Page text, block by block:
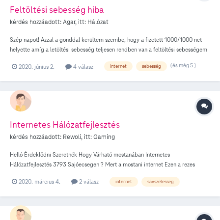
at sugározni, nem csak 130-at.... vagy vannak olyan beállítási opciói amivel jobb
netet is ki tudnék csikarni, mint pl amiket leírtam.
Feltöltési sebesség hiba
kérdés hozzáadott:Agar, itt: Hálózat
Szép napot! Azzal a gonddal kerültem szembe, hogy a fizetett 1000/1000 net
helyette amíg a letöltési sebesség teljesen rendben van a feltöltési sebességem
el, mér, ez valóságban 2-7Kb/s. Mi lehet a probléma?A kábel cat5e ha ez oszt
2020. június 2. 4 válasz internet sebesség (és még 5 )
Internetes Hálózatfejlesztés
kérdés hozzáadott: Rewoli, itt:Gaming
Helló Érdeklődni Szeretnék Hogy Várható mostanában Internetes
Hálózatfejlesztés 3793 Sajóecsegen ? Mert a mostani internet Ezen a rezes
egyszerűen a mi világba ez már használhatatlan stabilitásáról nem is beszélve !
Sajókeresztúrban ahol már mindenhol OPTIKA van ? Ha igen mikor ? Ha nem
miért nem és mi a feltétele hogy mégis ? Köszönöm a válaszokat !
2020. március 4. 2 válasz internet sávszélesség